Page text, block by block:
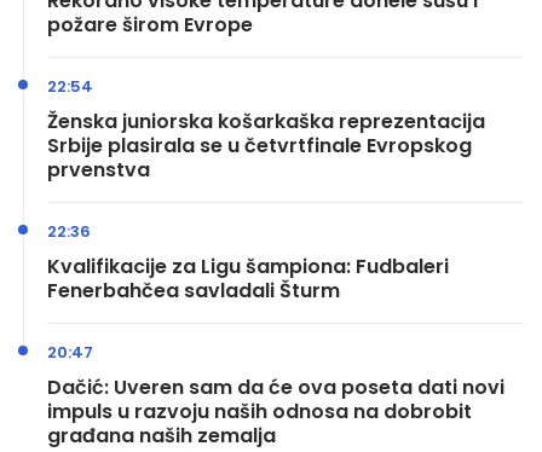
požare širom Evrope
Ženska juniorska košarkaška reprezentacija
Srbije plasirala se u četvrtfinale Evropskog
prvenstva
22:54
Kvalifikacije za Ligu šampiona: Fudbaleri
Fenerbahčea savladali Šturm
22:36
Dačić: Uveren sam da će ova poseta dati novi
impuls u razvoju naših odnosa na dobrobit
građana naših zemalja
20:47